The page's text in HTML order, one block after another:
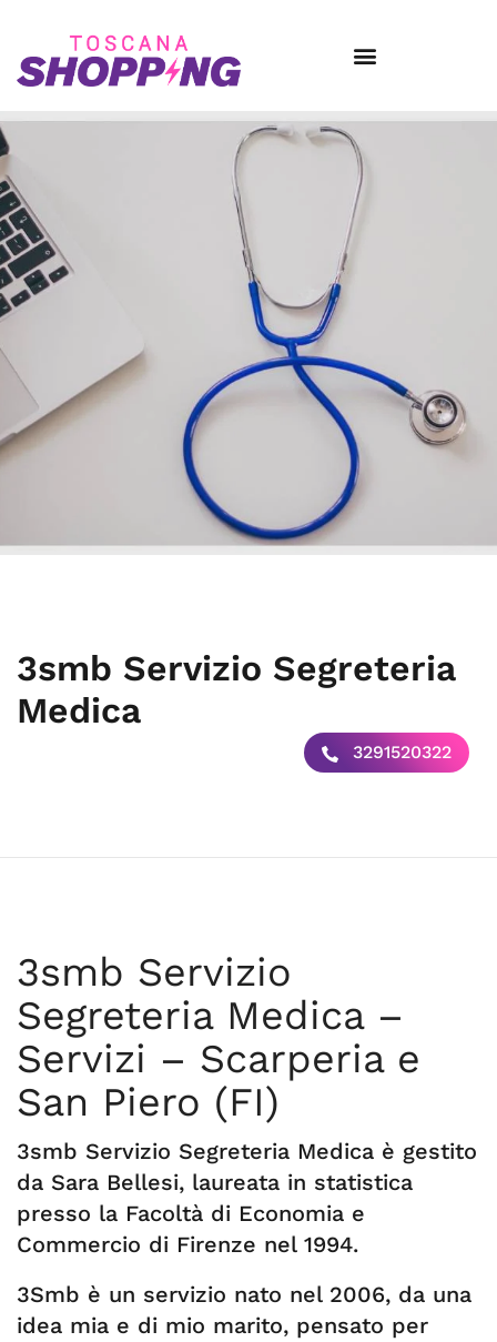
3smb Servizio Segreteria
Medica
3291520322
3smb Servizio
Segreteria Medica –
Servizi – Scarperia e
San Piero (FI)
3smb Servizio Segreteria Medica è gestito
da Sara Bellesi, laureata in statistica
presso la Facoltà di Economia e
Commercio di Firenze nel 1994.
3Smb è un servizio nato nel 2006, da una
idea mia e di mio marito, pensato per